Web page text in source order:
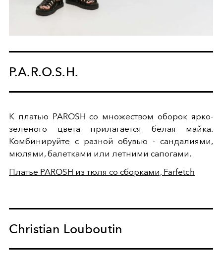
P.A.R.O.S.H.
К платью PAROSH со множеством оборок ярко-
зеленого цвета прилагается белая майка.
Комбинируйте с разной обувью - сандалиями,
мюлями, балетками или летними сапогами.
Платье PAROSH из тюля со сборками, Farfetch
Christian Louboutin